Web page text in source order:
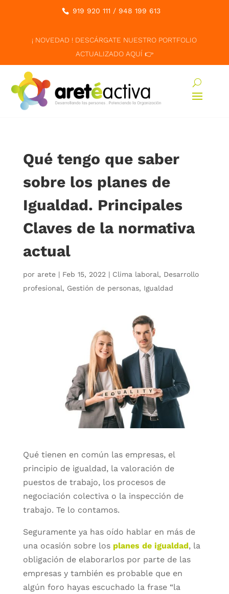
919 920 111 / 948 199 613
¡ NOVEDAD ! DESCÁRGATE NUESTRO PORTFOLIO
ACTUALIZADO AQUÍ 👉
Qué tengo que saber
sobre los planes de
Igualdad. Principales
Claves de la normativa
actual
por arete| Feb 15, 2022 | Clima laboral, Desarrollo
profesional, Gestión de personas, Igualdad
Qué tienen en común las empresas, el
principio de igualdad, la valoración de
puestos de trabajo, los procesos de
negociación colectiva o la inspección de
trabajo. Te lo contamos.
Seguramente ya has oído hablar en más de
una ocasión sobre los planes de igualdad, la
obligación de elaborarlos por parte de las
empresas y también es probable que en
algún foro hayas escuchado la frase “la